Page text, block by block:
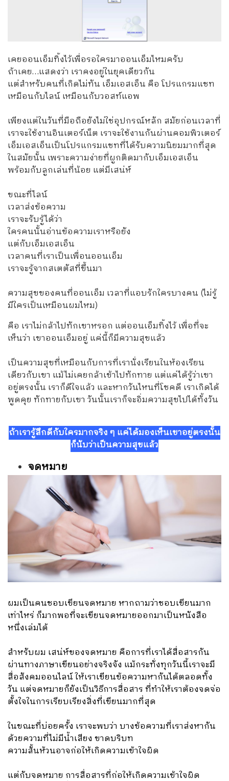
เคยออนเอ็มทิ้งไว้เพื่อรอใครมาออนเอ็มไหมครับ
ถ้าเคย…แสดงว่า เราคงอยู่ในยุคเดียวกัน
แต่สำหรับคนที่เกิดไม่ทัน เอ็มเอสเอ็น คือ โปรแกรมแชท
เหมือนกับไลน์ เหมือนกับวอสท์แอพ
เพียงแต่ในวันที่มือถือยังไม่ใช่อุปกรณ์หลัก สมัยก่อนเวลาที่
เราจะใช้งานอินเตอร์เน็ต เราจะใช้งานกันผ่านคอมพิวเตอร์
เอ็มเอสเอ็นเป็นโปรแกรมแชทที่ได้รับความนิยมมากที่สุด
ในสมัยนั้น เพราะความง่ายที่ผูกติดมากับเอ็มเอสเอ็น
พร้อมกับลูกเล่นที่น้อย แต่มีเสน่ห์
ขณะที่ไลน์
เวลาส่งข้อความ
เราจะรับรู้ได้ว่า
ใครคนนั้นอ่านข้อความเราหรือยัง
แต่กับเอ็มเอสเอ็น
เวลาคนที่เราเป็นเพื่อนออนเอ็ม
เราจะรู้จากสเตตัสที่ขึ้นมา
ความสุขของคนที่ออนเอ็ม เวลาที่แอบรักใครบางคน (ไม่รู้
มีใครเป็นเหมือนผมไหม)
คือ เราไม่กล้าไปทักเขาหรอก แต่ออนเอ็มทิ้งไว้ เพื่อที่จะ
เห็นว่า เขาออนเอ็มอยู่ แค่นี้ก็มีความสุขแล้ว
เป็นความสุขที่เหมือนกับการที่เรานั่งเรียนในห้องเรียน
เดียวกับเขา แม้ไม่เคยกล้าเข้าไปทักทาย แต่แค่ได้รู้ว่าเขา
อยู่ตรงนั้น เราก็ดีใจแล้ว และหากวันไหนที่โชคดี เราเกิดได้
พูดคุย ทักทายกับเขา วันนั้นเราก็จะอิ่มความสุขไปได้ทั้งวัน
ถ้าเรารู้สึกดีกับใครมากจริง ๆ แค่ได้มองเห็นเขาอยู่ตรงนั้น
ก็นับว่าเป็นความสุขแล้ว
จดหมาย
ผมเป็นคนชอบเขียนจดหมาย หากถามว่าชอบเขียนมาก
เท่าไหร่ ก็มากพอที่จะเขียนจดหมายออกมาเป็นหนังสือ
หนึ่งเล่มได้
สำหรับผม เสน่ห์ของจดหมาย คือการที่เราได้สื่อสารกัน
ผ่านทางภาษาเขียนอย่างจริงจัง แม้กระทั่งทุกวันนี้เราจะมี
สื่อสังคมออนไลน์ ให้เราเขียนข้อความหากันได้ตลอดทั้ง
วัน แต่จดหมายก็ยังเป็นวิธีการสื่อสาร ที่ทำให้เราต้องจดจ่อ
ตั้งใจในการเรียบเรียงสิ่งที่เขียนมากที่สุด
ในขณะที่บ่อยครั้ง เราจะพบว่า บางข้อความที่เราส่งหากัน
ด้วยความที่ไม่มีน้ำเสียง ขาดบริบท
ความสั้นห้วนอาจก่อให้เกิดความเข้าใจผิด
แต่กับจดหมาย การสื่อสารที่ก่อให้เกิดความเข้าใจผิด